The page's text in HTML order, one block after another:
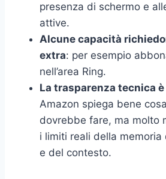
presenza di schermo e
attive.
Alcune capacità
extra: per esempio
nell’area Ring.
La trasparenza tecnica
Amazon spiega bene
dovrebbe fare, ma molto
i limiti reali della memoria
e del contesto.